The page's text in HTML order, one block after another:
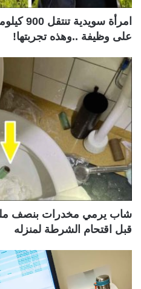
امرأة
على وظيفة ..وهذه تجربتها!
شاب يرمي مخدرات بنصف
قبل اقتحام الشرطة لمنزله